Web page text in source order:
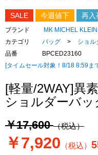
SALE 今週値下 再入
ブランド
MK MICHEL
カテゴリ
バッグ >
ショル
品番
BPCED23160
[タイムセール対象！8/18 8:59ま
[軽量/2WAY]異
ショルダーバッ
￥17,600（税込）
￥7,920 （税込）